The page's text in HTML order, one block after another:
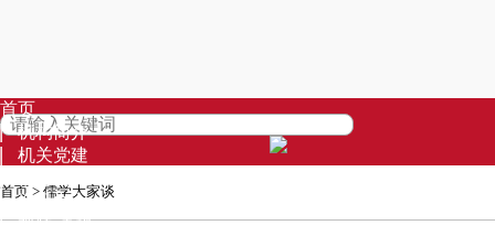
首页
机构简介
机关党建
资讯中心
视频·直播
首页 > 儒学大家谈